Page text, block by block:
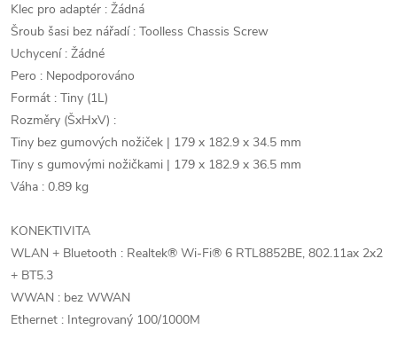
Klec pro adaptér : Žádná
Šroub šasi bez nářadí : Toolless Chassis Screw
Uchycení : Žádné
Pero : Nepodporováno
Formát : Tiny (1L)
Rozměry (ŠxHxV) :
Tiny bez gumových nožiček | 179 x 182.9 x 34.5 mm
Tiny s gumovými nožičkami | 179 x 182.9 x 36.5 mm
Váha : 0.89 kg
KONEKTIVITA
WLAN + Bluetooth : Realtek® Wi-Fi® 6 RTL8852BE, 802.11ax 2x2
+ BT5.3
WWAN : bez WWAN
Ethernet : Integrovaný 100/1000M